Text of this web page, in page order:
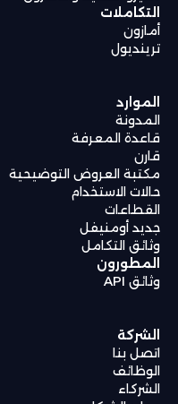
التكاملات
أمازون
ترينديول
الموارد
المدونة
قاعدة المعرفة
قارن
مكتبة العروض التوضيحية
حالات الاستخدام
القطاعات
جديد أومنيفل
وثائق التكامل
المطورون
وثائق API
الشركة
اتصل بنا
الوظائف
الشركاء